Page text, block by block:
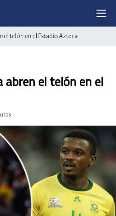
el telón en el Estadio Azteca
abren el telón en el